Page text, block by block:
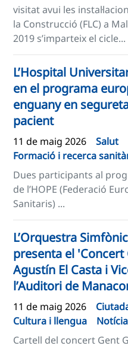
visitat avui les
la Construcció (FLC) a
2019 s’imparteix el cicle...
L’Hospital
en el programa
enguany en
pacient
11 de maig 2026 Salut
Formació i recerca
Dues participants al
de l’HOPE (Federació
Sanitaris) ...
L’Orquestra
presenta el
Agustín El Casta i
l’Auditori de
11 de maig 2026
Cultura i llengua
Notícia
Cartell del concert Gent